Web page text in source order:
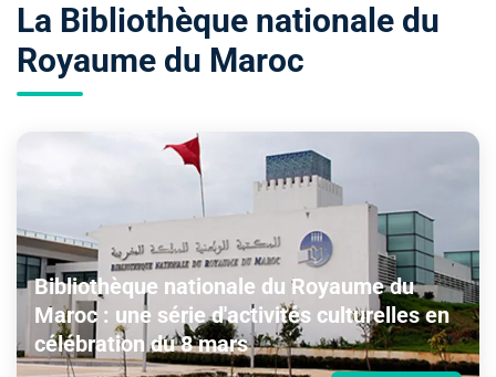
La Bibliothèque nationale du
Royaume du Maroc
Bibliothèque nationale du Royaume du
Maroc : une série d'activités culturelles en
célébration du 8 mars